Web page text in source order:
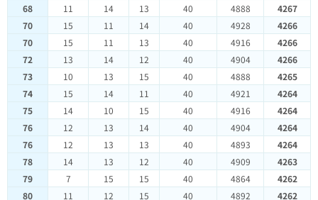
68
11 14 13 40 4888
4267
70
15 11 14 40 4928
4266
70
15 11 13 40 4916
4266
72
13 14 12 40 4904
4266
73
10 13 15 40 4888
4265
74
15 14 11 40 4921
4264
75
14 10 15 40 4916
4264
76
12 13 14 40 4904
4264
76
12 13 13 40 4893
4264
78
14 13 12 40 4909
4263
79
7 15 15 40 4864
4262
80
11 12 15 40 4892 4262